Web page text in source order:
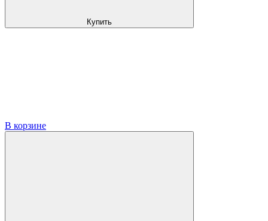
Купить
В корзине